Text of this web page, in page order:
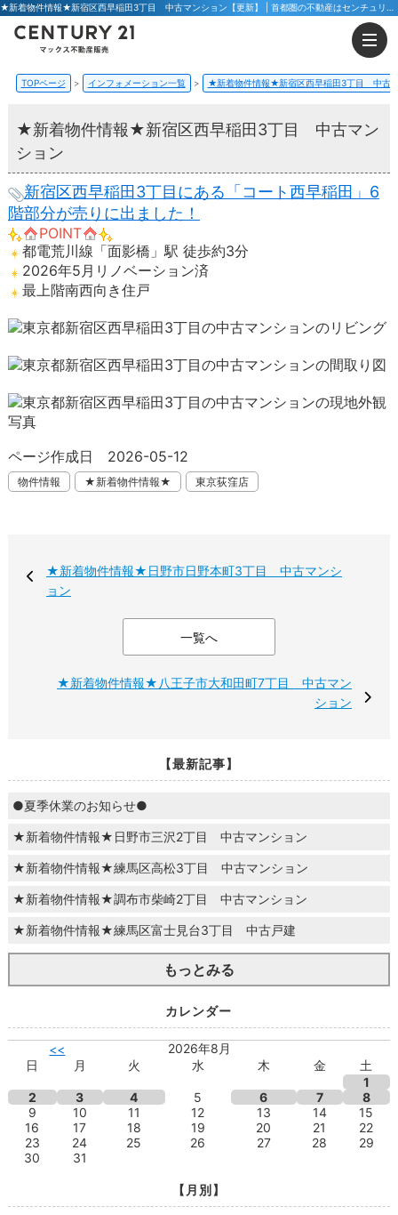
TOPページ インフォメーション一覧 ★新着物件情報★新宿区西早稲田3丁目 中古
★新着物件情報★新宿区西早稲田3丁目 中古マン
ション
新宿区西早稲田3丁目にある「コート西早稲田」6
階部分が売りに出ました！
POINT
都電荒川線「面影橋」駅 徒歩約3分
2026年5月リノベーション済
最上階南西向き住戸
ページ作成日 2026-05-12
物件情報 ★新着物件情報★ 東京荻窪店
★新着物件情報★日野市日野本町3丁目 中古マンシ
ョン
一覧へ
★新着物件情報★八王子市大和田町7丁目 中古マン
ション
【最新記事】
●夏季休業のお知らせ●
★新着物件情報★日野市三沢2丁目 中古マンション
★新着物件情報★練馬区高松3丁目 中古マンション
★新着物件情報★調布市柴崎2丁目 中古マンション
★新着物件情報★練馬区富士見台3丁目 中古戸建
もっとみる
カレンダー
<<
2026年8月
日
月 火 水 木 金
土
1
2
3 4 5 6 7
8
9
10 11 12 13 14
15
16
17 18 19 20 21
22
23
24 25 26 27 28
29
30
31
【月別】